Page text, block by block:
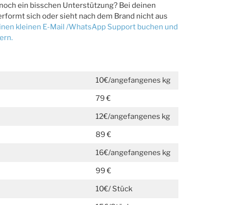
ein bisschen Unterstützung? Bei deinen
sich oder sieht nach dem Brand nicht aus
kleinen E-Mail /WhatsApp Support buchen und
10€/angefangenes kg
79 €
12€/angefangenes kg
89 €
16€/angefangenes kg
99 €
10€/ Stück